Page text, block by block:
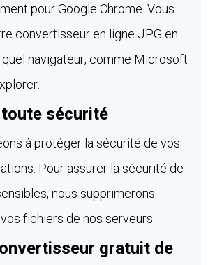
pour Google Chrome. Vous
convertisseur en ligne JPG en
navigateur, comme Microsoft
sécurité
à protéger la sécurité de vos
Pour assurer la sécurité de
nous supprimerons
fichiers de nos serveurs.
gratuit de